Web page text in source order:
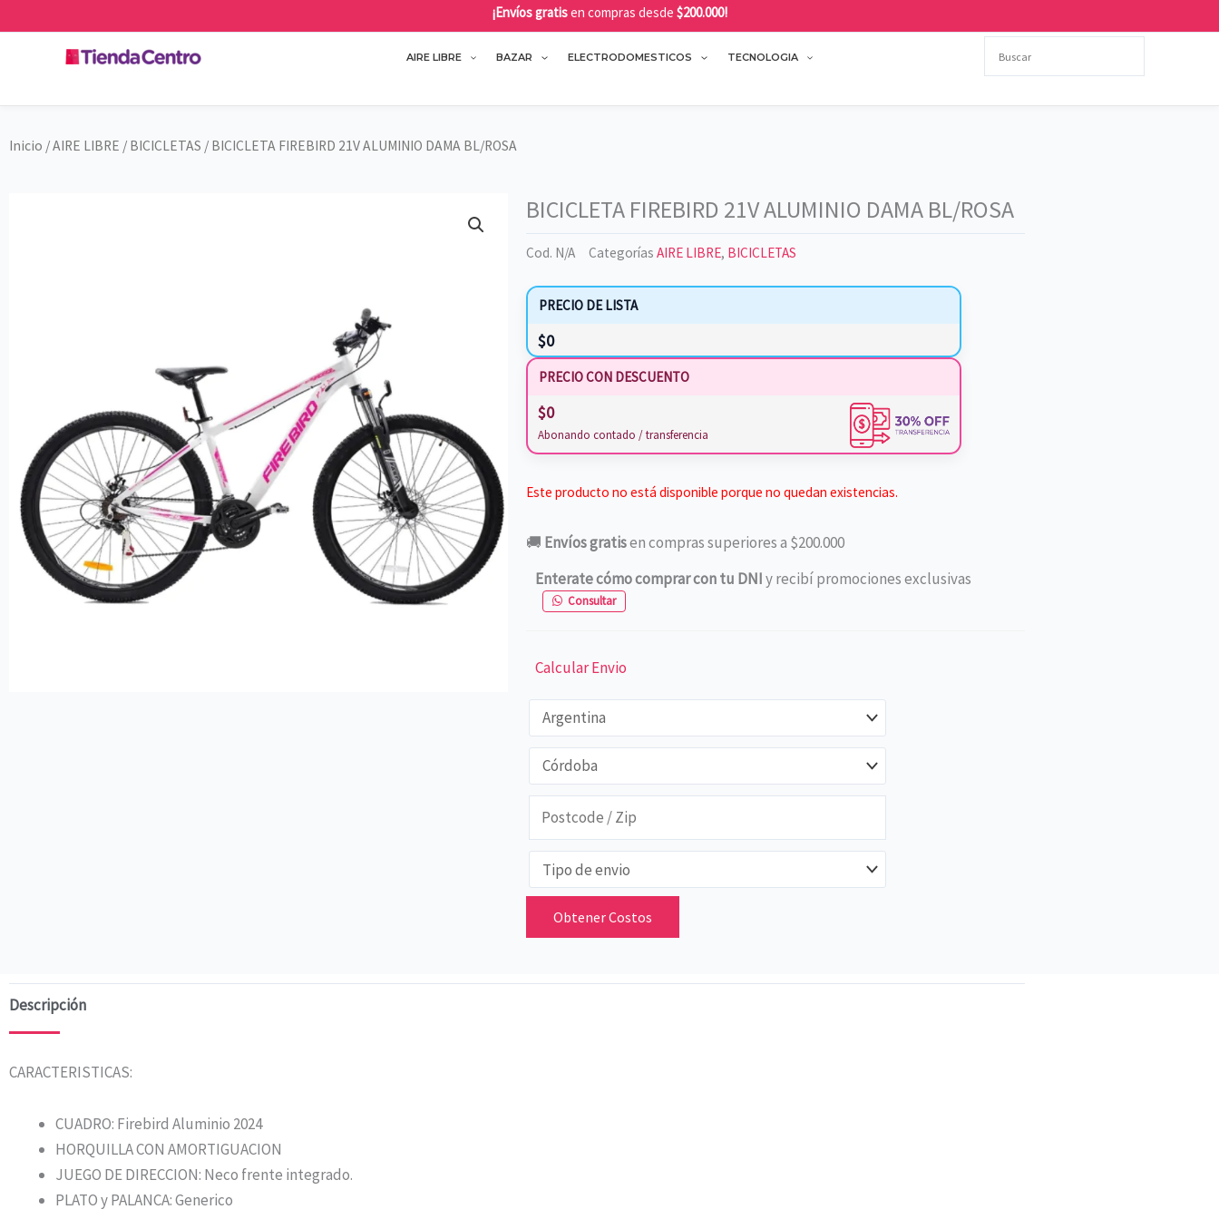
al
contenido
¡Envíos gratisen compras desde $200.000!
AIRE LIBRE BAZAR ELECTRODOMESTICOS TECNOLOGIA
Inicio /AIRE LIBRE / BICICLETAS / BICICLETA FIREBIRD 21V ALUMINIO DAMA BL/ROSA
BICICLETA FIREBIRD 21V ALUMINIO DAMA BL/ROSA
Cod. N/A Categorías AIRE LIBRE, BICICLETAS
PRECIO DE LISTA
$0
PRECIO CON DESCUENTO
$0
Abonando contado / transferencia
Este producto no está disponible porque no quedan existencias.
🚚 Envíos gratisen compras superiores a $200.000
Enterate cómo comprar con tu DNIy recibí promociones exclusivas
Consultar
Calcular Envio
Obtener Costos
Descripción
CARACTERISTICAS:
CUADRO: Firebird Aluminio 2024
HORQUILLA CON AMORTIGUACION
JUEGO DE DIRECCION: Neco frente integrado.
PLATO y PALANCA: Generico